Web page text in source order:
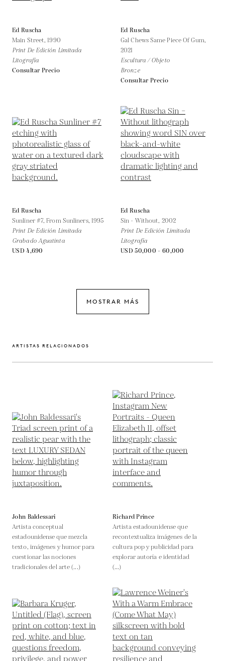
Ed Ruscha
Main Street,1990
Print De Edición Limitada
Litografía
Consultar Precio
Ed Ruscha
Gal Chews Same Piece Of Gum,
2021
Escultura / Objeto
Bronze
Consultar Precio
Ed Ruscha
Sunliner #7, From Sunliners, 1995
Print De Edición Limitada
Grabado Aguatinta
USD 4,690
Ed Ruscha
Sin - Without, 2002
Print De Edición Limitada
Litografía
USD 50,000 - 60,000
MOSTRAR MÁS
ARTISTAS RELACIONADOS
John Baldessari
Artista conceptual
estadounidense que mezcla
texto, imágenes y humor para
cuestionar las nociones
tradicionales del arte (...)
Richard Prince
Artista estadounidense que
recontextualiza imágenes de la
cultura pop y publicidad para
explorar autoría e identidad
(...)